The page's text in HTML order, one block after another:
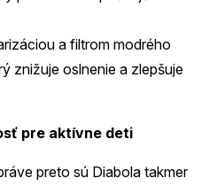
a filtrom modrého
znižuje oslnenie a zlepšuje
pre aktívne deti
preto sú Diabola takmer